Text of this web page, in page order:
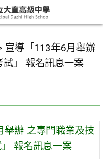
宣導「113年6月舉辦
」 報名訊息一案
舉辦 之專門職業及技
報名訊息一案